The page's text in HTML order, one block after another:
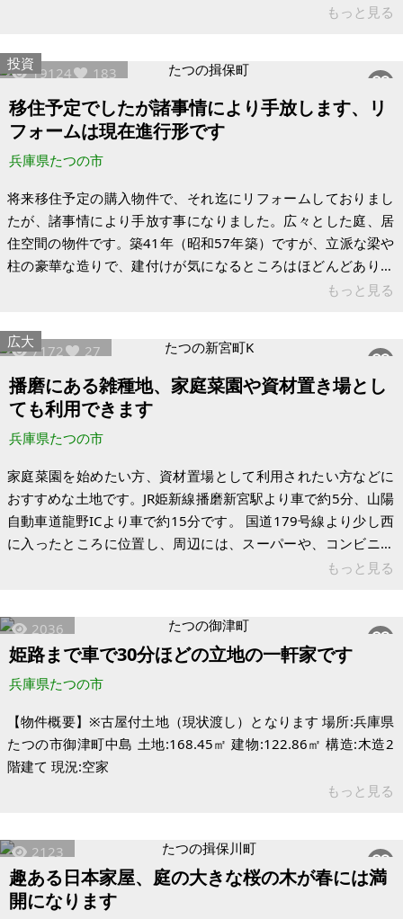
かに土地を有効活用される方、DIYで古民家を素敵に再建された
院などもあり、利便性の良い、とても住みやすい場所です。固
定資産評価額390万円です。 【物件概要】※古屋付土地 場所：
兵庫県たつの市新宮町 土地：634.31㎡ （191.87坪） 建物：
112.38㎡（33.99坪） 構造：木造2階建て 現況：空き家
もっと見る
19124 183
投資
移住予定でしたが諸事情により手放します、リ
フォームは現在進行形です
兵庫県たつの市
将来移住予定の購入物件で、それ迄にリフォームしておりまし
たが、諸事情により手放す事になりました。広々とした庭、居
住空間の物件です。築41年（昭和57年築）ですが、立派な梁や
柱の豪華な造りで、建付けが気になるところはほどんどありま
す事も可能です（綺麗で豪華な桐ダンスがあり、入り用であれ
ば残します）。 国道のバイパスに近く便利な場所で、スーパー
がある繁華街まで車で２分、コンビニが徒歩13分です。皮革工
場がたくさんある区域の民家が立ち並んでいる場所にありま
す。風向き次第で皮革工場の
もっと見る
7172 27
広大
播磨にある雑種地、家庭菜園や資材置き場とし
ても利用できます
兵庫県たつの市
家庭菜園を始めたい方、資材置場として利用されたい方などに
おすすめな土地です。JR姫新線播磨新宮駅より車で約5分、山陽
自動車道龍野ICより車で約15分です。 国道179号線より少し西
に入ったところに位置し、周辺には、スーパーや、コンビニ、
薬局、病院などもございます。ご興味がある方はお気軽にお問
現況：空地 固定資産税：46,100円（令和4年度）
もっと見る
2036
姫路まで車で30分ほどの立地の一軒家です
兵庫県たつの市
【物件概要】※古屋付土地（現状渡し）となります 場所:兵庫県
たつの市御津町中島 土地:168.45㎡ 建物:122.86㎡ 構造:木造2
階建て 現況:空家
もっと見る
2123
趣ある日本家屋、庭の大きな桜の木が春には満
開になります